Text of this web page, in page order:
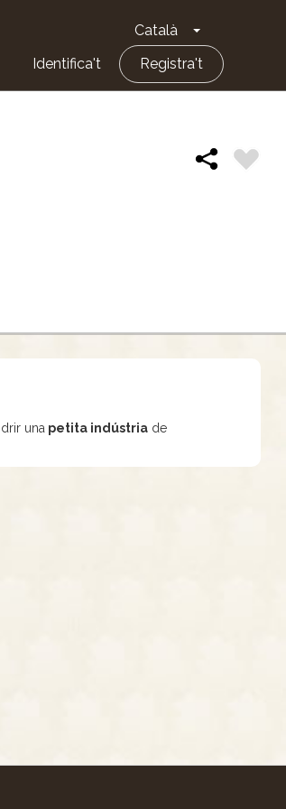
Català Toggle
Identifica't Registra't
una petita indústria de